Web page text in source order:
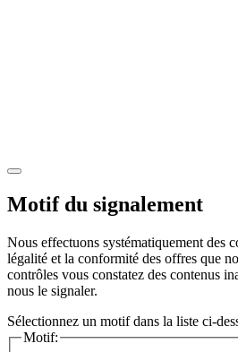
Motif du signalement
Nous effectuons systématiquement des
légalité et la conformité des offres que
contrôles vous constatez des contenus
nous le signaler.
Sélectionnez un motif dans la liste ci-
Motif: